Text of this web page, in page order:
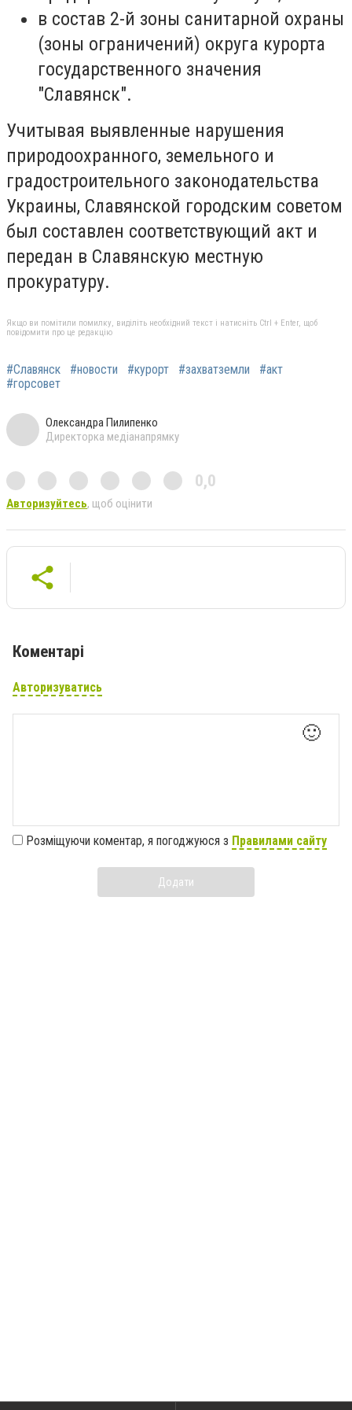
в состав 2-й зоны санитарной охраны
(зоны ограничений) округа курорта
государственного значения
"Славянск".
Учитывая выявленные нарушения
природоохранного, земельного и
градостроительного законодательства
Украины, Славянской городским советом
был составлен соответствующий акт и
передан в Славянскую местную
прокуратуру.
Якщо ви помітили помилку, виділіть необхідний текст і натисніть Ctrl + Enter, щоб
повідомити про це редакцію
#Славянск #новости #курорт #захватземли
#акт
#горсовет
Олександра Пилипенко
Директорка медіанапрямку
0,0
Авторизуйтесь, щоб оцінити
Коментарі
Авторизуватись
🙂
Розміщуючи коментар, я погоджуюся з Правилами сайту
Додати